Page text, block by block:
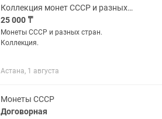
Коллекция монет СССР и разных стран
25 000 ₸
Монеты СССР и разных стран.
Коллекция.
Астана, 1 августа
Монеты СССР
Договорная